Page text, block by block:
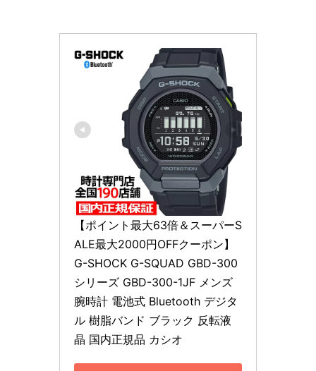
【ポイント最大63倍＆スーパーS
ALE最大2000円OFFクーポン】
G-SHOCK G-SQUAD GBD-300
シリーズ GBD-300-1JF メンズ
腕時計 電池式 Bluetooth デジタ
ル 樹脂バンド ブラック 反転液
晶 国内正規品 カシオ